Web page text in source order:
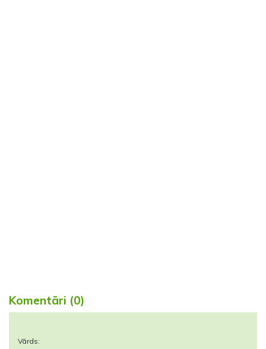
Komentāri (0)
Vārds: